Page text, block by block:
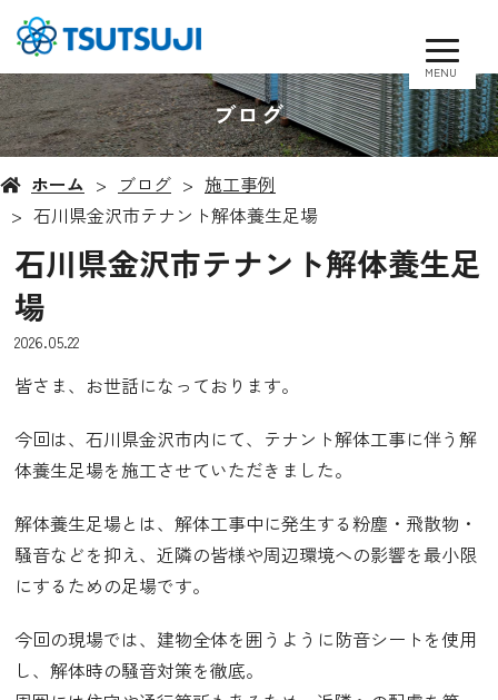
MENU
ブログ
ホーム ブログ
施工事例
石川県金沢市テナント解体養生足場
石川県金沢市テナント解体養生足
場
2026.05.22
皆さま、お世話になっております。
今回は、 石川県金沢市内にて、テナント解体工事に伴う解
体養生足場を施工させていただきました。
解体養生足場とは、解体工事中に発生する粉塵・飛散物・
騒音などを抑え、近隣の皆様や周辺環境への影響を最小限
にするための足場です。
今回の現場では、建物全体を囲うように防音シートを使用
し、解体時の騒音対策を徹底。